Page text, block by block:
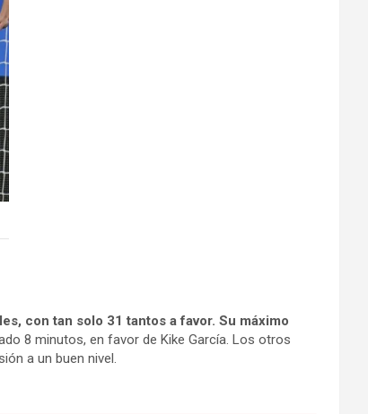
con tan solo 31 tantos a favor. Su máximo
8 minutos, en favor de Kike García. Los otros
a un buen nivel.